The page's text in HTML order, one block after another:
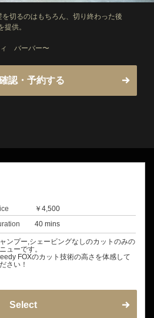
切るのはもちろん、切り終わった後
提供。
バーバー〜
認・予約する
￥4,500
40 mins
ンプー,シェービングなしのカットのみの
ューです。
FOXのカット技術の高さを体感して
さい！
Select